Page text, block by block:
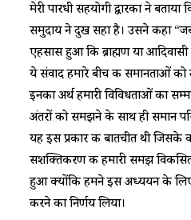
मेरी पारधी सहयोगी द्वारका ने
समुदाय ने दुख सहा है। उसने कहा
एहसास हुआ कि ब्राह्मण या
ये संवाद हमारे बीच की समानताओं
इनका अर्थ हमारी विविधताओं का
अंतरों को समझने के साथ ही समान
यह इस प्रकार की बातचीत थी जिसके
सशक्तिकरण की हमारी समझ
हुआ क्योंकि हमने इस अध्ययन के लिए
करने का निर्णय लिया।